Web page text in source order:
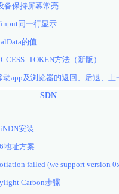
备保持屏幕常亮
同一行显示
的值
方法（新版）
SDN
安装
地址方案
failed (we support version
Carbon步骤